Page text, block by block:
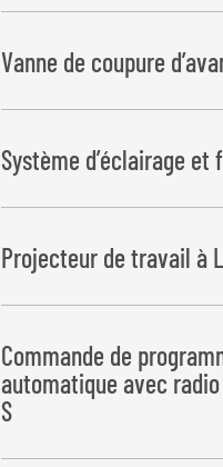
moteur diesel 17,5 kW,
horaire, filtre de retour,
vitesse automatique
Vanne de coupure
Ceci permet de garantir un
carrées
Système d’éclairage
Projecteur de travail à
Commande de
automatique avec
S